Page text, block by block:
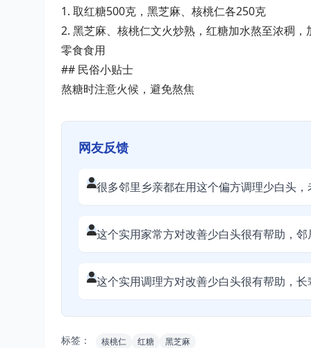
1. 取红糖500克，黑芝麻、核桃仁各250克
2. 黑芝麻、核桃仁文火炒熟，红糖加水熬至浓稠
零食食用
## 民俗小贴士
熬糖时注意火候，避免熬焦
网友反馈
很多邻里乡亲都在用这个偏方调理少白头，
这个实用家常方对改善少白头很有帮助，邻
这个实用调理方对改善少白头很有帮助，
标签： 核桃仁 红糖 黑芝麻